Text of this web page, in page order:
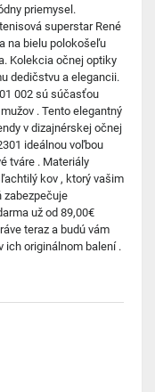
priemysel.
superstar René
na bielu polokošeľu
Kolekcia očnej optiky
dedičstvu a elegancii.
002 sú súčasťou
. Tento elegantný
v dizajnérskej očnej
ideálnou voľbou
tváre . Materiály
kov , ktorý vašim
zabezpečuje
už od 89,00€
teraz a budú vám
ich originálnom balení .